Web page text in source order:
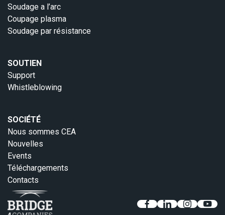
Soudage a l’arc
Coupage plasma
Soudage par résistance
SOUTIEN
Support
Whistleblowing
SOCIÉTÉ
Nous sommes CEA
Nouvelles
Events
Téléchargements
Contacts